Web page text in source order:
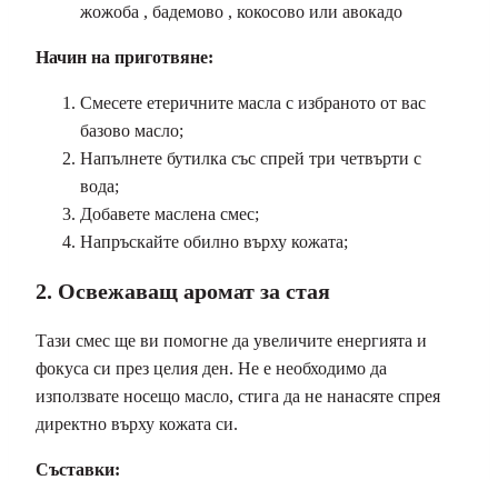
жожоба , бадемово , кокосово или авокадо
Начин на приготвяне:
Смесете етеричните масла с избраното от вас
базово масло;
Напълнете бутилка със спрей три четвърти с
вода;
Добавете маслена смес;
Напръскайте обилно върху кожата;
2. Освежаващ аромат за стая
Тази смес ще ви помогне да увеличите енергията и
фокуса си през целия ден. Не е необходимо да
използвате носещо масло, стига да не нанасяте спрея
директно върху кожата си.
Съставки: